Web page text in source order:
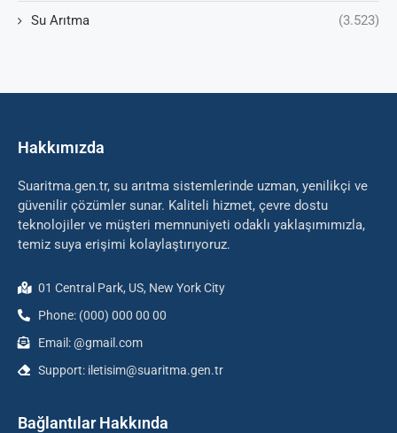
Su Arıtma (3.523)
Hakkımızda
Suaritma.gen.tr, su arıtma sistemlerinde uzman, yenilikçi ve
güvenilir çözümler sunar. Kaliteli hizmet, çevre dostu
teknolojiler ve müşteri memnuniyeti odaklı yaklaşımımızla,
temiz suya erişimi kolaylaştırıyoruz.
01 Central Park, US, New York City
Phone: (000) 000 00 00
Email: @gmail.com
Support: iletisim@suaritma.gen.tr
Bağlantılar Hakkında